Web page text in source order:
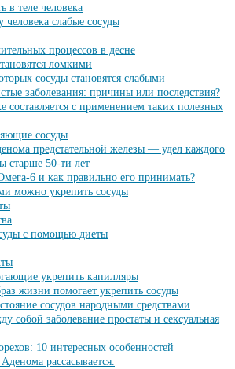
в теле человека
человека слабые сосуды
процессов в десне
ломкими
сосуды становятся слабыми
заболевания: причины или последствия?
составляется с применением таких полезных
сосуды
предстательной железы — удел каждого
старше 50-ти лет
6 и как правильно его принимать?
можно укрепить сосуды
с помощью диеты
укрепить капилляры
жизни помогает укрепить сосуды
сосудов народными средствами
собой заболевание простаты и сексуальная
10 интересных особенностей
рассасывается.